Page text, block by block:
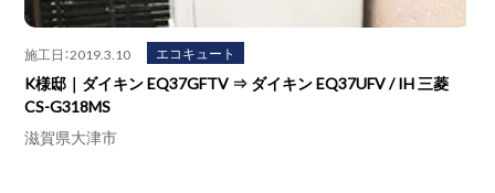
施工日：2019.3.10 エコキュート
K様邸｜ダイキン EQ37GFTV ⇒ ダイキン EQ37UFV / IH 三菱
CS-G318MS
滋賀県大津市